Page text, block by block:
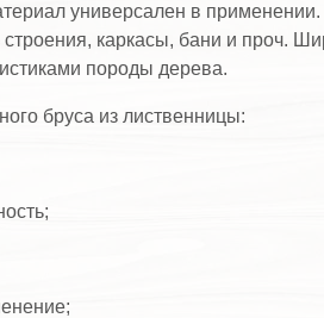
универсален в
каркасы, бани и проч.
породы дерева.
бруса из лиственницы: